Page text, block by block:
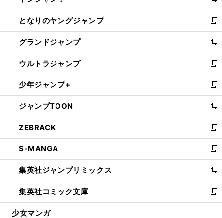
開
く
ン
ド
ウ
で
開
く
ウ
ィ
ン
ド
ウ
で
開
く
し
い
ウ
ィ
ン
ド
ウ
で
開
く
となりのヤングジャンプ
新
し
い
ウ
ィ
ン
ド
ウ
で
開
く
グランドジャンプ
新
し
い
ウ
ィ
ン
ド
ウ
で
開
く
ウルトラジャンプ
新
し
い
ウ
ィ
ン
ド
ウ
で
開
く
少年ジャンプ+
新
し
い
ウ
ィ
ン
ド
ウ
で
開
く
ジャンプTOON
新
し
い
ウ
ィ
ン
ド
ウ
で
開
ZEBRACK
新
し
い
ウ
ィ
ン
ド
ウ
S-MANGA
新
し
い
ウ
ィ
ン
集英社ジャンプリミックス
新
し
い
ウ
集英社コミック文庫
新
し
少女マンガ